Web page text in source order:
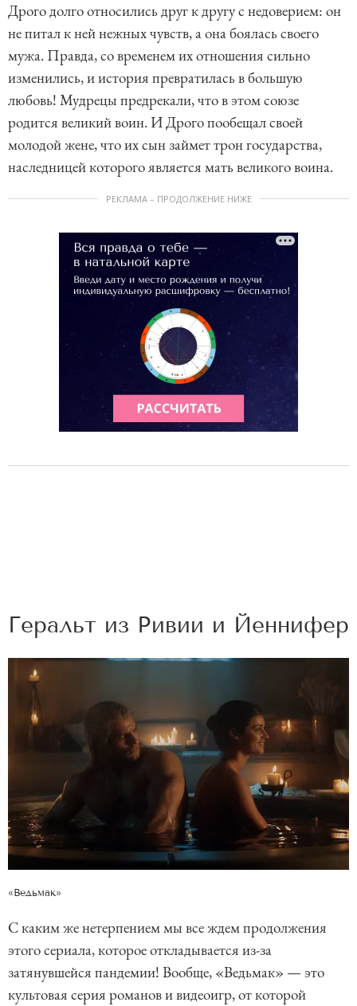
Дрого долго относились друг к другу с недоверием: он
не питал к ней нежных чувств, а она боялась своего
мужа. Правда, со временем их отношения сильно
изменились, и история превратилась в большую
любовь! Мудрецы предрекали, что в этом союзе
родится великий воин. И Дрого пообещал своей
молодой жене, что их сын займет трон государства,
наследницей которого является мать великого воина.
РЕКЛАМА – ПРОДОЛЖЕНИЕ НИЖЕ
Геральт из Ривии и Йеннифер
«Ведьмак»
С каким же нетерпением мы все ждем продолжения
этого сериала, которое откладывается из-за
затянувшейся пандемии! Вообще, «Ведьмак» — это
культовая серия романов и видеоигр, от которой